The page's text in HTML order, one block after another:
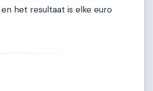
het resultaat is elke euro